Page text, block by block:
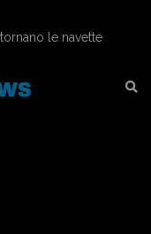
le navette